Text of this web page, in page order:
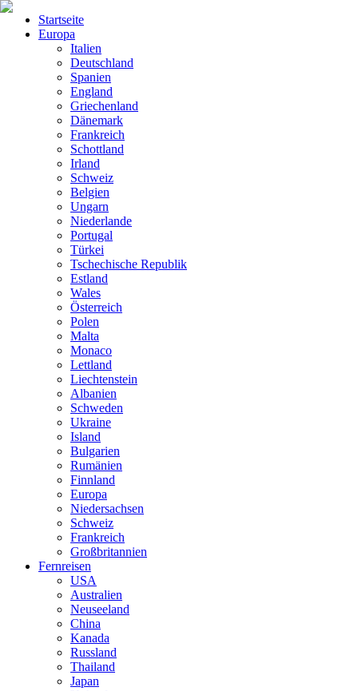
Startseite
Europa
Italien
Deutschland
Spanien
England
Griechenland
Dänemark
Frankreich
Schottland
Irland
Schweiz
Belgien
Ungarn
Niederlande
Portugal
Türkei
Tschechische Republik
Estland
Wales
Österreich
Polen
Malta
Monaco
Lettland
Liechtenstein
Albanien
Schweden
Ukraine
Island
Bulgarien
Rumänien
Finnland
Europa
Niedersachsen
Schweiz
Frankreich
Großbritannien
Fernreisen
USA
Australien
Neuseeland
China
Kanada
Russland
Thailand
Japan